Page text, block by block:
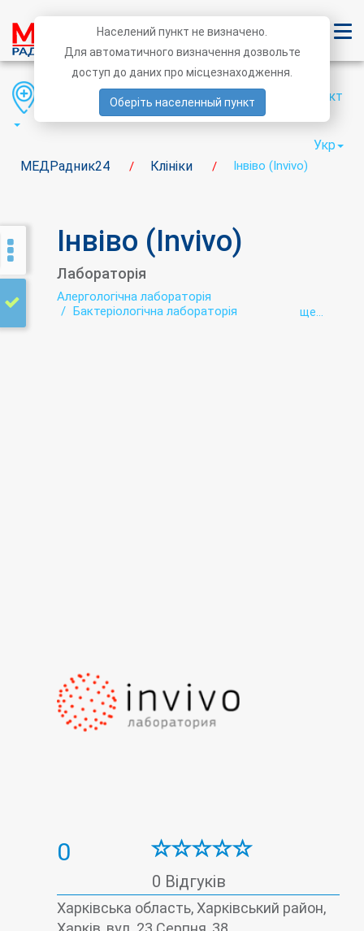
МЕДРадник24 / Клініки / Інвіво (Invivo)
Область Район Населений пункт
Укр
Інвіво (Invivo)
Лабораторія
Алергологічна лабораторія
Бактеріологічна лабораторія
ще...
0
0 Відгуків
Харківська область, Харківський район,
Населений пункт не визначено.
Для автоматичного визначення дозвольте
доступ до даних про місцезнаходження.
Оберіть населенный пункт